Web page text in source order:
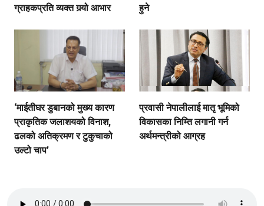
ग्राहकप्रति व्यक्त गर्‍यो आभार
हुने
‘माईतीघर डुबानको मुख्य कारण
प्राकृतिक जलाशयको विनाश,
ढलको अतिक्रमण र टुकुचाको
उल्टो चाप’
प्रवासी नेपालीलाई मातृ भूमिको
विकासका निम्ति लगानी गर्न
अर्थमन्त्रीको आग्रह